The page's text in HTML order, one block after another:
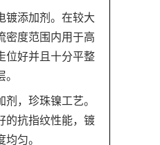
镀添加剂。在较大
密度范围内用于高
位好并且十分平整
剂，珍珠镍工艺。
的抗指纹性能，镀
均匀。